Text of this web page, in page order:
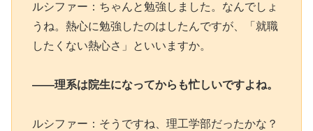
ルシファー：ちゃんと勉強しました。なんでしょ
うね。熱心に勉強したのはしたんですが、「就職
したくない熱心さ」といいますか。
――理系は院生になってからも忙しいですよね。
ルシファー：そうですね、理工学部だったかな？